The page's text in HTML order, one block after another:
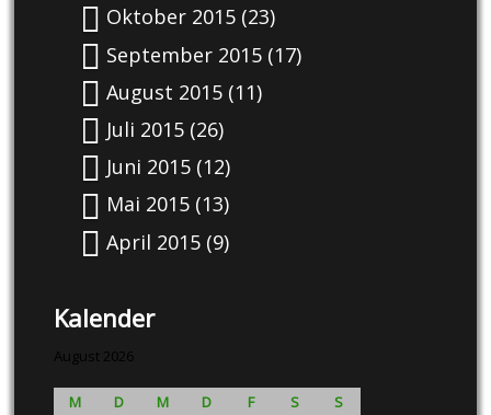
Oktober 2015(23)
September 2015(17)
August 2015(11)
Juli 2015(26)
Juni 2015(12)
Mai 2015(13)
April 2015(9)
Kalender
August 2026
M D M D F S S